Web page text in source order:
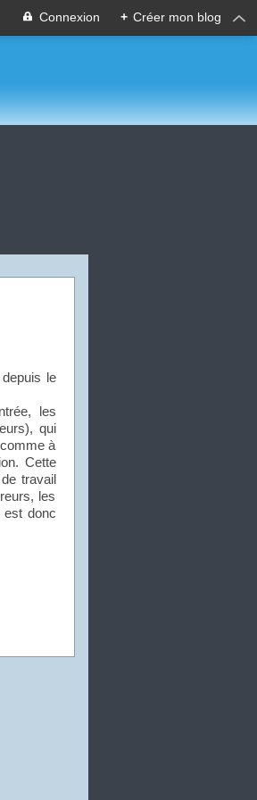
Connexion + Créer mon blog
le
les
qui
à
Cette
travail
les
est donc